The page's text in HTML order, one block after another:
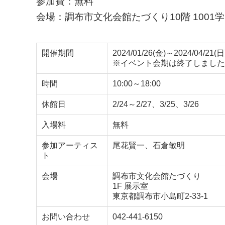
会場：調布市文化会館たづくり10階 1001
開催期間
2024/01/26(金)～2024/04/21(
※イベント会期は終了しました
時間 10:00～18:00
休館日 2/24～2/27、3/25、3/26
入場料 無料
参加アーティス
ト
尾花賢一、石倉敏明
会場
調布市文化会館たづくり
1F 展示室
東京都調布市小島町2-33-1
お問い合わせ 042-441-6150